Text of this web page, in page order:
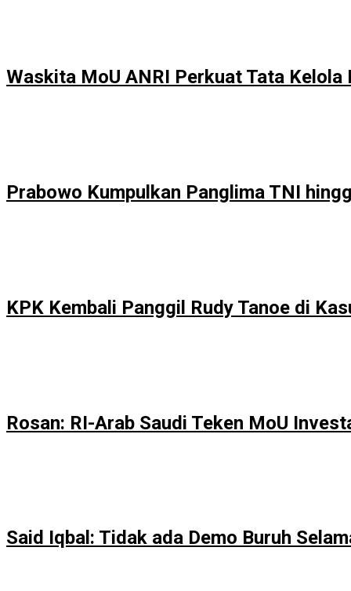
Waskita MoU ANRI Perkuat Tata Kelola
Prabowo Kumpulkan Panglima TNI
KPK Kembali Panggil Rudy Tanoe di
Rosan: RI-Arab Saudi Teken MoU
Said Iqbal: Tidak ada Demo Buruh